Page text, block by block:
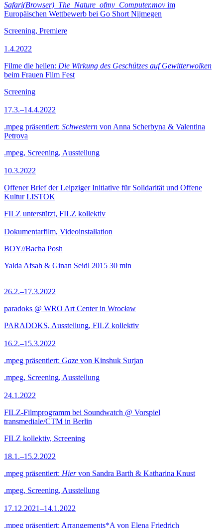
Safari(Browser)_The_Nature_ofmy_Computer.mov im
Europäischen Wettbewerb bei Go Short Nijmegen
Screening, Premiere
1.4.2022
Filme die heilen: Die Wirkung des Geschützes auf Gewitterwolken
beim Frauen Film Fest
Screening
17.3.–14.4.2022
.mpeg präsentiert: Schwestern von Anna Scherbyna & Valentina
Petrova
.mpeg, Screening, Ausstellung
10.3.2022
Offener Brief der Leipziger Initiative für Solidarität und Offene
Kultur LISTOK
FILZ unterstützt, FILZ kollektiv
Dokumentarfilm, Videoinstallation
BOY//Bacha Posh
Yalda Afsah & Ginan Seidl 2015 30 min
26.2.–17.3.2022
paradoks @ WRO Art Center in Wrocław
PARADOKS, Ausstellung, FILZ kollektiv
16.2.–15.3.2022
.mpeg präsentiert: Gaze von Kinshuk Surjan
.mpeg, Screening, Ausstellung
24.1.2022
FILZ-Filmprogramm bei Soundwatch @ Vorspiel
transmediale/CTM in Berlin
FILZ kollektiv, Screening
18.1.–15.2.2022
.mpeg präsentiert: Hiervon Sandra Barth & Katharina Knust
.mpeg, Screening, Ausstellung
17.12.2021–14.1.2022
.mpeg präsentiert: Arrangements*A von Elena Friedrich